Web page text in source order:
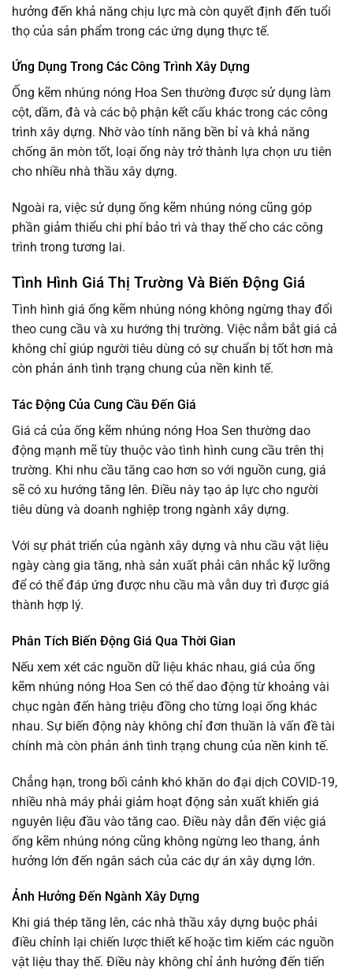
hưởng đến khả năng chịu lực mà còn quyết định đến tuổi
thọ của sản phẩm trong các ứng dụng thực tế.
Ứng Dụng Trong Các Công Trình Xây Dựng
Ống kẽm nhúng nóng Hoa Sen thường được sử dụng làm
cột, dầm, đà và các bộ phận kết cấu khác trong các công
trình xây dựng. Nhờ vào tính năng bền bỉ và khả năng
chống ăn mòn tốt, loại ống này trở thành lựa chọn ưu tiên
cho nhiều nhà thầu xây dựng.
Ngoài ra, việc sử dụng ống kẽm nhúng nóng cũng góp
phần giảm thiểu chi phí bảo trì và thay thế cho các công
trình trong tương lai.
Tình Hình Giá Thị Trường Và Biến Động Giá
Tình hình giá ống kẽm nhúng nóng không ngừng thay đổi
theo cung cầu và xu hướng thị trường. Việc nắm bắt giá cả
không chỉ giúp người tiêu dùng có sự chuẩn bị tốt hơn mà
còn phản ánh tình trạng chung của nền kinh tế.
Tác Động Của Cung Cầu Đến Giá
Giá cả của ống kẽm nhúng nóng Hoa Sen thường dao
động mạnh mẽ tùy thuộc vào tình hình cung cầu trên thị
trường. Khi nhu cầu tăng cao hơn so với nguồn cung, giá
sẽ có xu hướng tăng lên. Điều này tạo áp lực cho người
tiêu dùng và doanh nghiệp trong ngành xây dựng.
Với sự phát triển của ngành xây dựng và nhu cầu vật liệu
ngày càng gia tăng, nhà sản xuất phải cân nhắc kỹ lưỡng
để có thể đáp ứng được nhu cầu mà vẫn duy trì được giá
thành hợp lý.
Phân Tích Biến Động Giá Qua Thời Gian
Nếu xem xét các nguồn dữ liệu khác nhau, giá của ống
kẽm nhúng nóng Hoa Sen có thể dao động từ khoảng vài
chục ngàn đến hàng triệu đồng cho từng loại ống khác
nhau. Sự biến động này không chỉ đơn thuần là vấn đề tài
chính mà còn phản ánh tình trạng chung của nền kinh tế.
Chẳng hạn, trong bối cảnh khó khăn do đại dịch COVID-19,
nhiều nhà máy phải giảm hoạt động sản xuất khiến giá
nguyên liệu đầu vào tăng cao. Điều này dẫn đến việc giá
ống kẽm nhúng nóng cũng không ngừng leo thang, ảnh
hưởng lớn đến ngân sách của các dự án xây dựng lớn.
Ảnh Hưởng Đến Ngành Xây Dựng
Khi giá thép tăng lên, các nhà thầu xây dựng buộc phải
điều chỉnh lại chiến lược thiết kế hoặc tìm kiếm các nguồn
vật liệu thay thế. Điều này không chỉ ảnh hưởng đến tiến